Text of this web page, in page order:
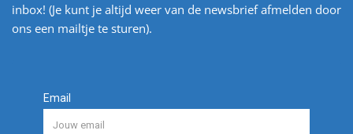
inbox! (Je kunt je altijd weer van de newsbrief afmelden door
ons een mailtje te sturen).